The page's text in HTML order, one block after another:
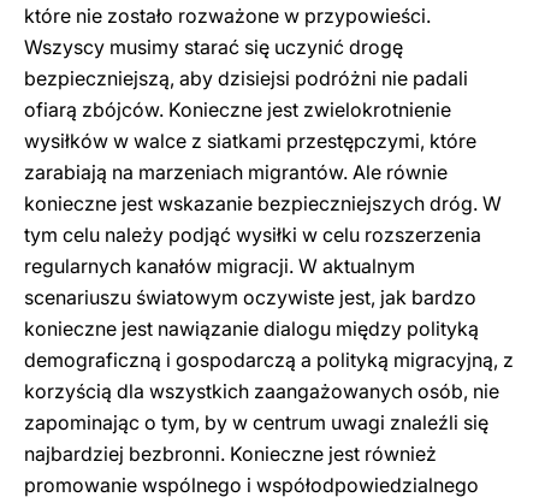
które nie zostało rozważone w przypowieści.
Wszyscy musimy starać się uczynić drogę
bezpieczniejszą, aby dzisiejsi podróżni nie padali
ofiarą zbójców. Konieczne jest zwielokrotnienie
wysiłków w walce z siatkami przestępczymi, które
zarabiają na marzeniach migrantów. Ale równie
konieczne jest wskazanie bezpieczniejszych dróg. W
tym celu należy podjąć wysiłki w celu rozszerzenia
regularnych kanałów migracji. W aktualnym
scenariuszu światowym oczywiste jest, jak bardzo
konieczne jest nawiązanie dialogu między polityką
demograficzną i gospodarczą a polityką migracyjną, z
korzyścią dla wszystkich zaangażowanych osób, nie
zapominając o tym, by w centrum uwagi znaleźli się
najbardziej bezbronni. Konieczne jest również
promowanie wspólnego i współodpowiedzialnego